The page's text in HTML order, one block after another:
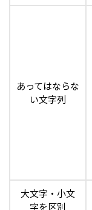
あってはならな
い文字列
大文字・小文
字を区別